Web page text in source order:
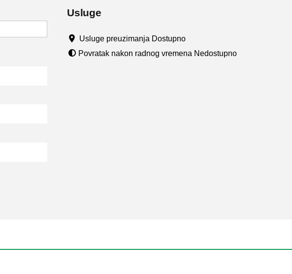
Usluge
Usluge preuzimanja Dostupno
Povratak nakon radnog vremena Nedostupno